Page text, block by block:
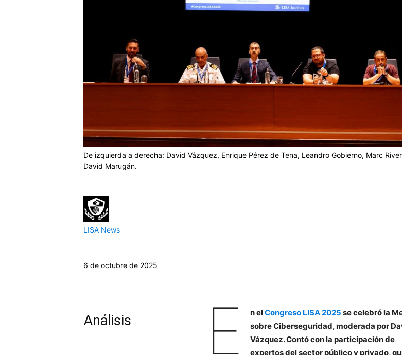
De izquierda a derecha: David Vázquez, Enrique Pérez de Tena, Leandro Gobierno, Marc
David Marugán.
LISA News
6 de octubre de 2025
Análisis E n elCongreso LISA 2025 se celebró la
sobre Ciberseguridad, moderada por
Vázquez. Contó con la participación de
expertos del sector público y privado,